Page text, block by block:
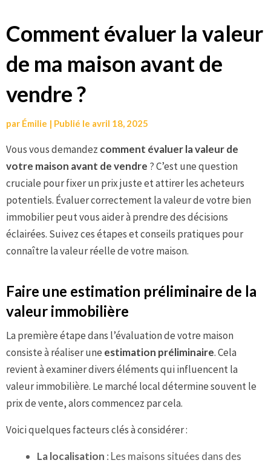
Aller
au
contenu
Comment évaluer la valeur
de ma maison avant de
vendre ?
par Émilie | Publié le avril 18, 2025
Vous vous demandez comment évaluer la valeur de
votre maison avant de vendre ? C’est une question
cruciale pour fixer un prix juste et attirer les acheteurs
potentiels. Évaluer correctement la valeur de votre bien
immobilier peut vous aider à prendre des décisions
éclairées. Suivez ces étapes et conseils pratiques pour
connaître la valeur réelle de votre maison.
Faire une estimation préliminaire de la
valeur immobilière
La première étape dans l’évaluation de votre maison
consiste à réaliser une estimation préliminaire. Cela
revient à examiner divers éléments qui influencent la
valeur immobilière. Le marché local détermine souvent le
prix de vente, alors commencez par cela.
Voici quelques facteurs clés à considérer :
La localisation : Les maisons situées dans des